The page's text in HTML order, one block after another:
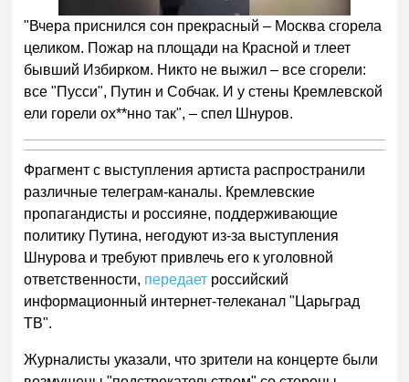
"Вчера приснился сон прекрасный – Москва сгорела
целиком. Пожар на площади на Красной и тлеет
бывший Избирком. Никто не выжил – все сгорели:
все "Пусси", Путин и Собчак. И у стены Кремлевской
ели горели ох**нно так", – спел Шнуров.
Фрагмент с выступления артиста распространили
различные телеграм-каналы. Кремлевские
пропагандисты и россияне, поддерживающие
политику Путина, негодуют из-за выступления
Шнурова и требуют привлечь его к уголовной
ответственности, передает российский
информационный интернет-телеканал "Царьград
ТВ".
Журналисты указали, что зрители на концерте были